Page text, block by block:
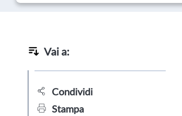
Vai a:
Condividi
Stampa